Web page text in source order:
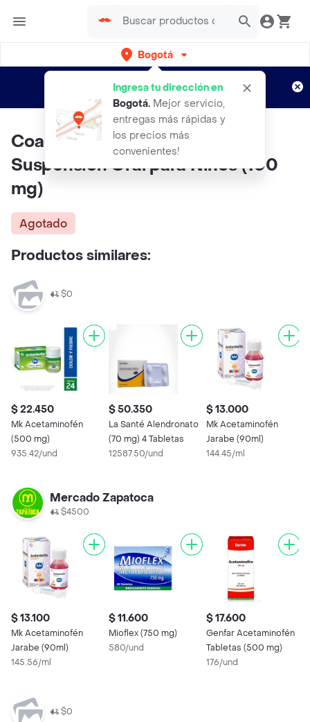
Bogotá
Ingresa tu dirección en
Bogotá. Mejor servicio,
entregas más rápidas y
los precios más
convenientes!
envíos gratis por semanas
Aplican TyC
Coaspharma Ibuprofeno
Suspensión Oral para Niños (100
mg)
Agotado
Productos similares:
$0
$ 22.450
Mk Acetaminofén
(500 mg)
935.42/und
$ 50.350
La Santé Alendronato
(70 mg) 4 Tabletas
12587.50/und
$ 13.000
Mk Acetaminofén
Jarabe (90ml)
144.45/ml
Mercado Zapatoca
$4500
$ 13.100
Mk Acetaminofén
Jarabe (90ml)
145.56/ml
$ 11.600
Mioflex (750 mg)
580/und
$ 17.600
Genfar Acetaminofén
Tabletas (500 mg)
176/und
$0